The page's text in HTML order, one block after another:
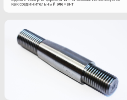
как соединительный элемент